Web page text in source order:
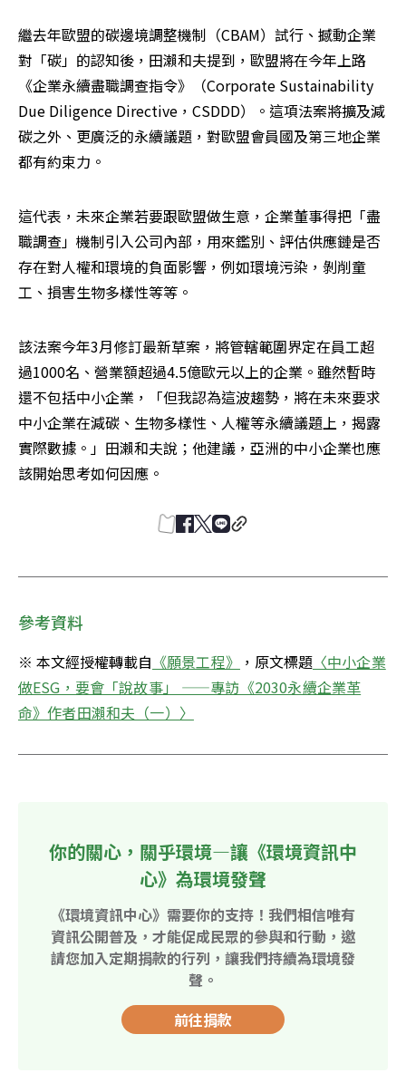
繼去年歐盟的碳邊境調整機制（CBAM）試行、撼動企業
對「碳」的認知後，田瀨和夫提到，歐盟將在今年上路
《企業永續盡職調查指令》（Corporate Sustainability
Due Diligence Directive，CSDDD）。這項法案將擴及減
碳之外、更廣泛的永續議題，對歐盟會員國及第三地企業
都有約束力。
這代表，未來企業若要跟歐盟做生意，企業董事得把「盡
職調查」機制引入公司內部，用來鑑別、評估供應鏈是否
存在對人權和環境的負面影響，例如環境污染，剝削童
工、損害生物多樣性等等。
該法案今年3月修訂最新草案，將管轄範圍界定在員工超
過1000名、營業額超過4.5億歐元以上的企業。雖然暫時
還不包括中小企業，「但我認為這波趨勢，將在未來要求
中小企業在減碳、生物多樣性、人權等永續議題上，揭露
實際數據。」田瀨和夫說；他建議，亞洲的中小企業也應
該開始思考如何因應。
參考資料
※ 本文經授權轉載自 《願景工程》 ，原文標題〈中小企業
做ESG，要會「說故事」 ——專訪《2030永續企業革
命》作者田瀨和夫（一）〉
你的關心，關乎環境—讓《環境資訊中
心》為環境發聲
《環境資訊中心》需要你的支持！我們相信唯有
資訊公開普及，才能促成民眾的參與和行動，邀
請您加入定期捐款的行列，讓我們持續為環境發
聲。
前往捐款